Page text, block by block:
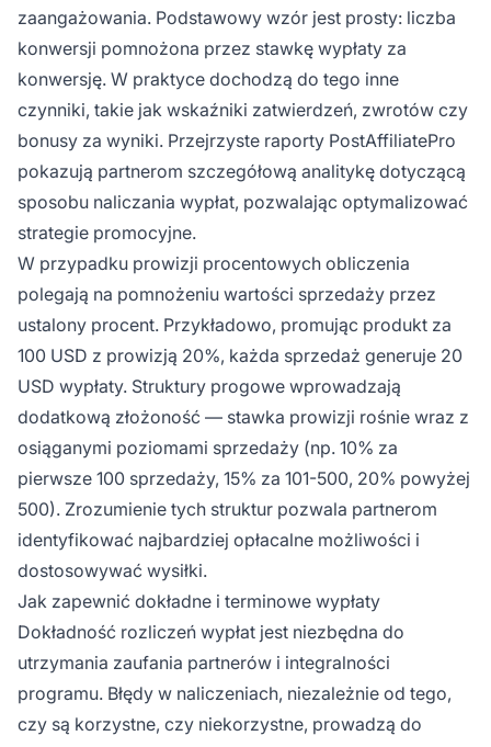
zaangażowania. Podstawowy wzór jest prosty: liczba
konwersji pomnożona przez stawkę wypłaty za
konwersję. W praktyce dochodzą do tego inne
czynniki, takie jak wskaźniki zatwierdzeń, zwrotów czy
bonusy za wyniki. Przejrzyste raporty PostAffiliatePro
pokazują partnerom szczegółową analitykę dotyczącą
sposobu naliczania wypłat, pozwalając optymalizować
strategie promocyjne.
W przypadku prowizji procentowych obliczenia
polegają na pomnożeniu wartości sprzedaży przez
ustalony procent. Przykładowo, promując produkt za
100 USD z prowizją 20%, każda sprzedaż generuje 20
USD wypłaty. Struktury progowe wprowadzają
dodatkową złożoność — stawka prowizji rośnie wraz z
osiąganymi poziomami sprzedaży (np. 10% za
pierwsze 100 sprzedaży, 15% za 101-500, 20% powyżej
500). Zrozumienie tych struktur pozwala partnerom
identyfikować najbardziej opłacalne możliwości i
dostosowywać wysiłki.
Jak zapewnić dokładne i terminowe wypłaty
Dokładność rozliczeń wypłat jest niezbędna do
utrzymania zaufania partnerów i integralności
programu. Błędy w naliczeniach, niezależnie od tego,
czy są korzystne, czy niekorzystne, prowadzą do